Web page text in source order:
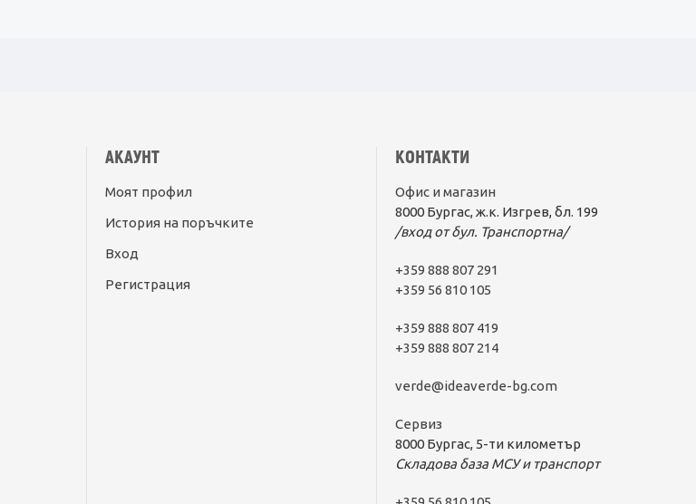
АКАУНТ
Моят профил
История на поръчките
Вход
Регистрация
КОНТАКТИ
Офис и магазин
8000 Бургас, ж.к. Изгрев, бл. 199
/вход от бул. Транспортна/
+359 888 807 291
+359 56 810 105
+359 888 807 419
+359 888 807 214
verde@ideaverde-bg.com
Сервиз
8000 Бургас, 5-ти километър
Складова база МСУ и транспорт